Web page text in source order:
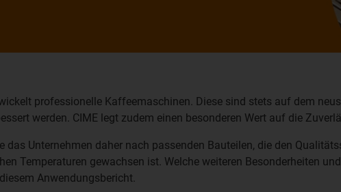
professionelle Kaffeemaschinen. Diese sind stets auf dem
werden. CIME legt zudem einen besonderen Wert auf die
Unternehmen daher nach passenden Bauteilen, die den
Temperaturen gewachsen ist. Welche weiteren Besonderheiten
Anwendungsbericht.